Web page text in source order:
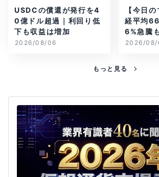
USDCの償還が発行を4
0億ドル超過｜利回り低
下も収益は増加
2026/08/06
【今日
経平均
6%急騰
念が再燃
2026/08/
もっと見る